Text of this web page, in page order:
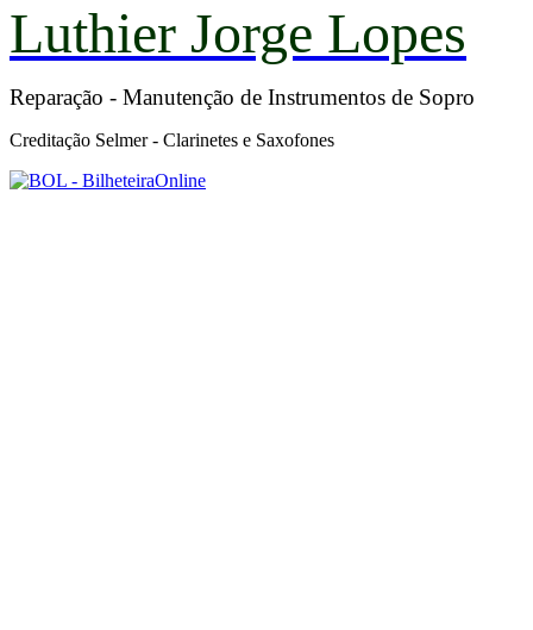
Luthier Jorge Lopes
Reparação - Manutenção de Instrumentos de Sopro
Creditação Selmer - Clarinetes e Saxofones